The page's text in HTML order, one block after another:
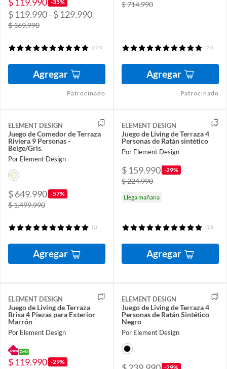
-35%
$ 119.990 - $ 129.990
$ 169.990
(104)
Agregar
Patrocinado
$ 714.990
(21)
Agregar
Patrocinado
ELEMENT DESIGN
Juego de Comedor de Terraza
Riviera 9 Personas -
Beige/Gris.
Por Element Design
$ 649.990 -57%
$ 1.499.990
(1)
Agregar
ELEMENT DESIGN
Juego de Living de Terraza 4
Personas de Ratán sintético
Por Element Design
$ 159.990 -29%
$ 224.990
Llega mañana
(13)
Agregar
ELEMENT DESIGN
Juego de Living de Terraza
Brisa 4 Piezas para Exterior
Marrón
Por Element Design
$ 119.990 -29%
ELEMENT DESIGN
Juego de Living de Terraza 4
Personas de Ratán Sintético
Negro
Por Element Design
-29%